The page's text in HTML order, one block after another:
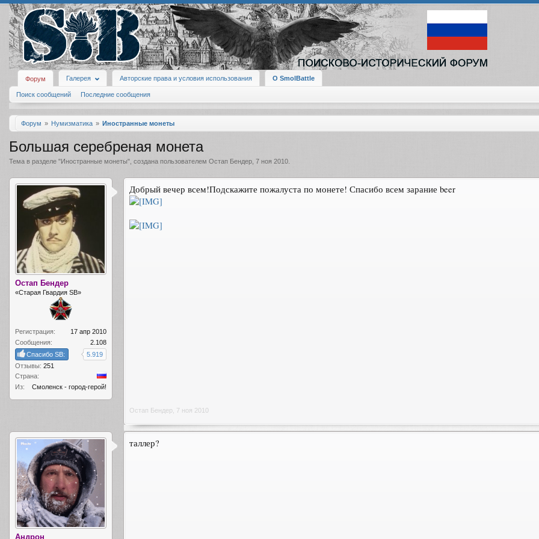
Форум Галерея Авторские права и условия использования О SmolBattle
Поиск сообщений Последние сообщения
Форум Нумизматика Иностранные монеты
Большая серебреная монета
Тема в разделе "Иностранные монеты", создана пользователем Остап Бендер 7 ноя 2010
Остап Бендер
«Старая Гвардия SB»
Регистрация:
17 апр 2010
Сообщения:
2.108
Спасибо SB:
5.919
Отзывы: 251
Страна:
Из:
Смоленск - город-герой!
Добрый вечер всем!Подскажите пожалуста по монете! Спасибо всем зарание beer
Остап Бендер 7 ноя 2010
Андрон
таллер?